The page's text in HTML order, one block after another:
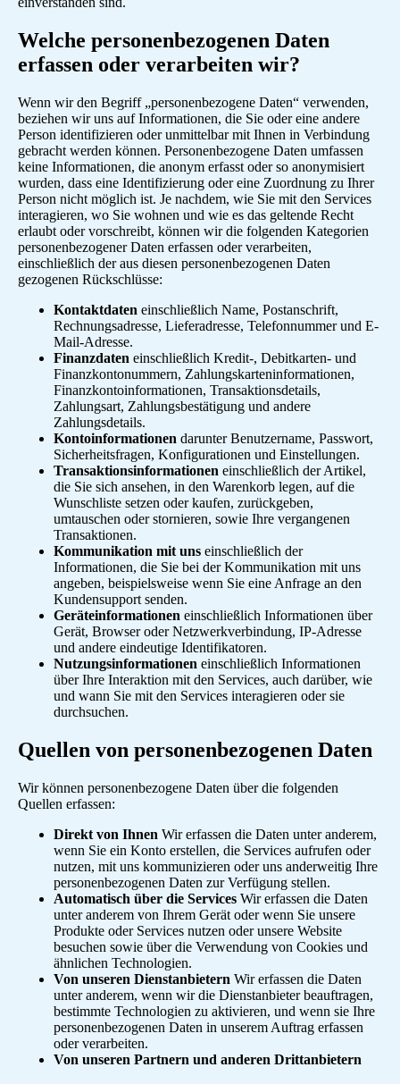
Welche personenbezogenen Daten
erfassen oder verarbeiten wir?
Wenn wir den Begriff „personenbezogene Daten“ verwenden,
beziehen wir uns auf Informationen, die Sie oder eine andere
Person identifizieren oder unmittelbar mit Ihnen in Verbindung
gebracht werden können. Personenbezogene Daten umfassen
keine Informationen, die anonym erfasst oder so anonymisiert
wurden, dass eine Identifizierung oder eine Zuordnung zu Ihrer
Person nicht möglich ist. Je nachdem, wie Sie mit den Services
interagieren, wo Sie wohnen und wie es das geltende Recht
erlaubt oder vorschreibt, können wir die folgenden Kategorien
personenbezogener Daten erfassen oder verarbeiten,
einschließlich der aus diesen personenbezogenen Daten
gezogenen Rückschlüsse:
Kontaktdaten einschließlich Name, Postanschrift,
Rechnungsadresse, Lieferadresse, Telefonnummer und E-
Mail-Adresse.
Finanzdaten einschließlich Kredit-, Debitkarten- und
Finanzkontonummern, Zahlungskarteninformationen,
Finanzkontoinformationen, Transaktionsdetails,
Zahlungsart, Zahlungsbestätigung und andere
Zahlungsdetails.
Kontoinformationen darunter Benutzername, Passwort,
Sicherheitsfragen, Konfigurationen und Einstellungen.
Transaktionsinformationen einschließlich der Artikel,
die Sie sich ansehen, in den Warenkorb legen, auf die
Wunschliste setzen oder kaufen, zurückgeben,
umtauschen oder stornieren, sowie Ihre vergangenen
Transaktionen.
Kommunikation mit uns einschließlich der
Informationen, die Sie bei der Kommunikation mit uns
angeben, beispielsweise wenn Sie eine Anfrage an den
Kundensupport senden.
Geräteinformationen einschließlich Informationen über
Gerät, Browser oder Netzwerkverbindung, IP-Adresse
und andere eindeutige Identifikatoren.
Nutzungsinformationen einschließlich Informationen
über Ihre Interaktion mit den Services, auch darüber, wie
und wann Sie mit den Services interagieren oder sie
durchsuchen.
Quellen von personenbezogenen Daten
Wir können personenbezogene Daten über die folgenden
Quellen erfassen:
Direkt von Ihnen Wir erfassen die Daten unter anderem,
wenn Sie ein Konto erstellen, die Services aufrufen oder
nutzen, mit uns kommunizieren oder uns anderweitig Ihre
personenbezogenen Daten zur Verfügung stellen.
Automatisch über die Services Wir erfassen die Daten
unter anderem von Ihrem Gerät oder wenn Sie unsere
Produkte oder Services nutzen oder unsere Website
besuchen sowie über die Verwendung von Cookies und
ähnlichen Technologien.
Von unseren Dienstanbietern Wir erfassen die Daten
unter anderem, wenn wir die Dienstanbieter beauftragen,
bestimmte Technologien zu aktivieren, und wenn sie Ihre
personenbezogenen Daten in unserem Auftrag erfassen
oder verarbeiten.
Von unseren Partnern und anderen Drittanbietern